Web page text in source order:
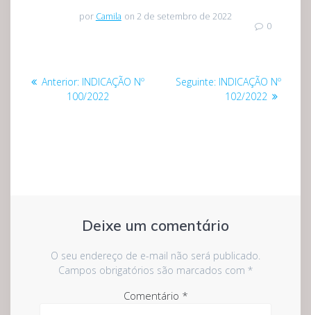
por Camila on 2 de setembro de 2022
0
Navegação
Anterior: Post
anterior:
INDICAÇÃO Nº
100/2022
Seguinte: Post
seguinte:
INDICAÇÃO Nº
102/2022
Deixe um comentário
O seu endereço de e-mail não será publicado.
Campos obrigatórios são marcados com *
Comentário *